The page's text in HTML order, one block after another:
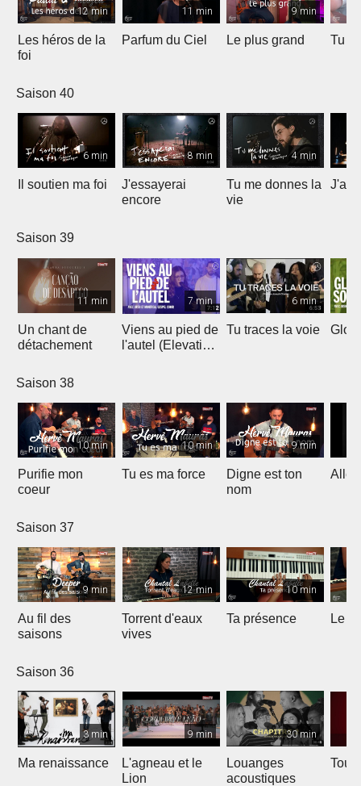
12 min
Les héros de la
foi
11 min
Parfum du Ciel
9 min
Le plus grand Tu
Saison 40
6 min
Il soutien ma foi
8 min
J'essayerai
encore
4 min
Tu me donnes la
vie
J'ai
Saison 39
11 min
Un chant de
détachement
7 min
Viens au pied de
l'autel (Elevation
6 min
Tu traces la voie
Saison 38
10 min
Purifie mon
coeur
10 min
Tu es ma force
9 min
Digne est ton
nom
Saison 37
9 min
Au fil des
saisons
12 min
Torrent d'eaux
vives
10 min
Ta présence Le
Saison 36
3 min
Ma renaissance
9 min
L'agneau et le
Lion
30 min
Louanges
acoustiques
Tout